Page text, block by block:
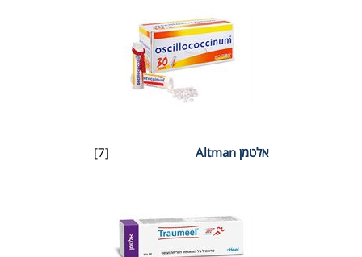
[7] אלטמן Altman